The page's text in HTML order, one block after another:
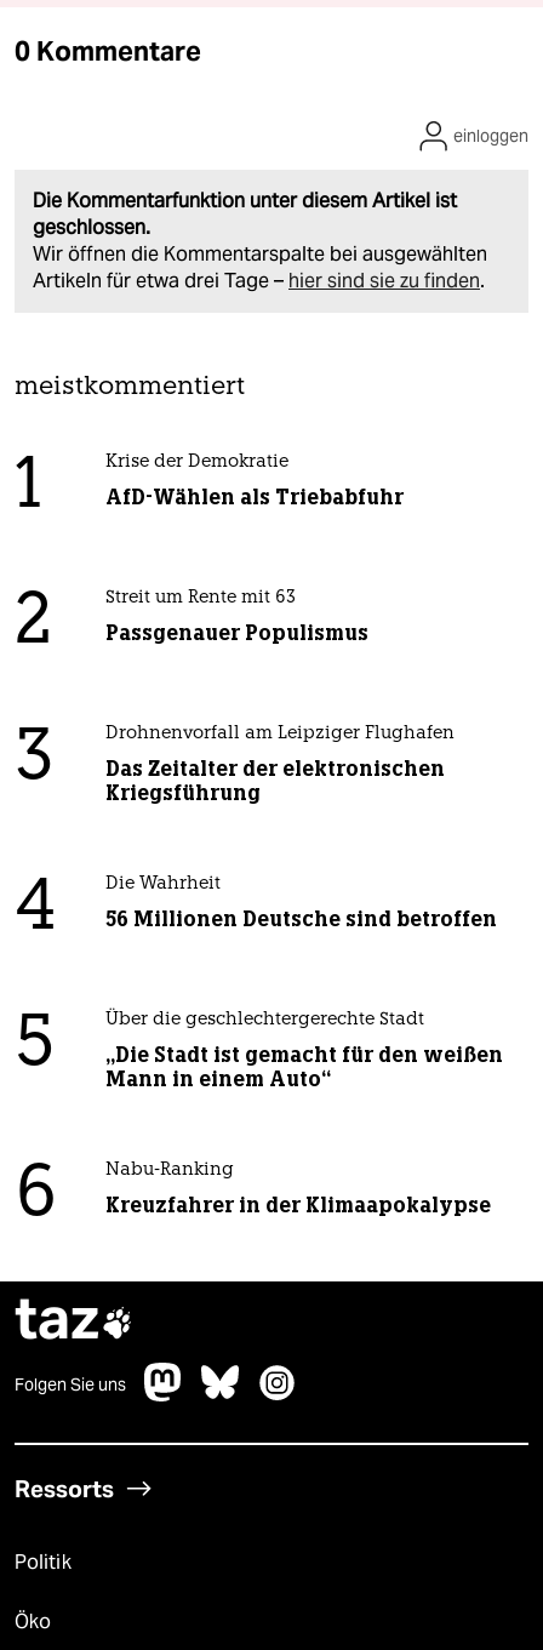
0 Kommentare
Die Kommentarfunktion unter diesem Artikel ist
geschlossen.
Wir öffnen die Kommentarspalte bei ausgewählten
Artikeln für etwa drei Tage – hier sind sie zu finden.
einloggen
meistkommentiert
1 Krise der Demokratie
AfD-Wählen als Triebabfuhr
2 Streit um Rente mit 63
Passgenauer Populismus
3 Drohnenvorfall am Leipziger Flughafen
Das Zeitalter der elektronischen
Kriegsführung
4 Die Wahrheit
56 Millionen Deutsche sind betroffen
5 Über die geschlechtergerechte Stadt
„Die Stadt ist gemacht für den weißen
Mann in einem Auto“
6 Nabu-Ranking
Kreuzfahrer in der Klimaapokalypse
taz
Folgen Sie uns
Ressorts
Politik
Öko